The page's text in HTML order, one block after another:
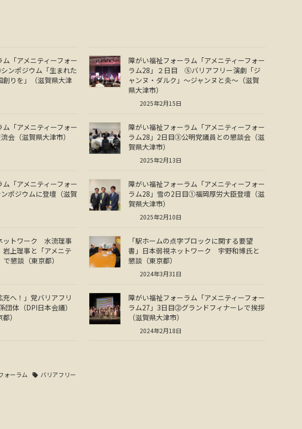
「アメニティーフォー
ンポジウム「生まれた
創りを」（滋賀県大津
障がい福祉フォーラム「アメニティーフォー
ラム28」２日目 ⑤バリアフリー演劇「ジ
ャンヌ・ダルク」～ジャンヌと炎～（滋賀
県大津市）
2025年2月15日
「アメニティーフォー
会（滋賀県大津市）
障がい福祉フォーラム「アメニティーフォー
ラム28」2日目③公明党議員との懇談会（滋
賀県大津市）
2025年2月13日
「アメニティーフォー
ポジウムに登壇（滋賀
障がい福祉フォーラム「アメニティーフォー
ラム28」雪の2日目①福岡厚労大臣登壇（滋
賀県大津市）
2025年2月10日
ットワーク 水流理事
上理事と「アメニテ
懇談（東京都）
「駅ホームの点字ブロックに関する要望
書」日本弱視ネットワーク 宇野和博氏と
懇談（東京都）
2024年3月31日
充へ！」党バリアフリ
体（DPI日本会議）
）
障がい福祉フォーラム「アメニティーフォー
ラム27」3日目⓶グランドフィナーレで挨拶
（滋賀県大津市）
2024年2月18日
ォーラム バリアフリー